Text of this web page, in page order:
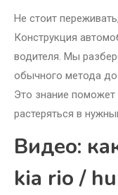
Не стоит
Конструкция
водителя. Мы
обычного метода до
Это знание поможет
растеряться в
Видео:
kia rio /